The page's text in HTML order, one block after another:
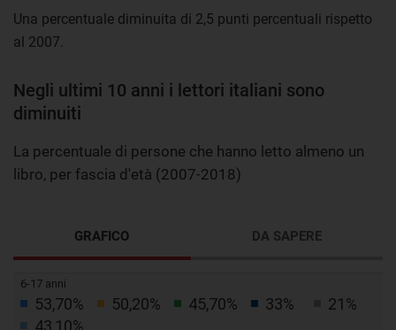
Una percentuale diminuita di 2,5 punti percentuali rispetto
al 2007.
Negli ultimi 10 anni i lettori italiani sono
diminuiti
La percentuale di persone che hanno letto almeno un
libro, per fascia d'età (2007-2018)
GRAFICO DA SAPERE